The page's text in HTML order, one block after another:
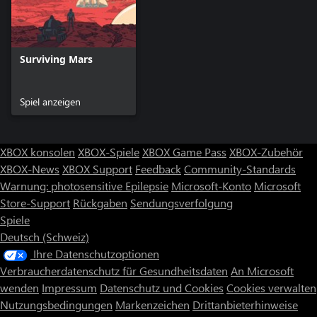
Surviving Mars
Spiel anzeigen
XBOX konsolen XBOX-SpieleXBOX Game Pass XBOX-Zubehör
XBOX-News XBOX Support FeedbackCommunity-Standards
Warnung: photosensitive Epilepsie Microsoft-Konto Microsoft
Store-Support Rückgaben Sendungsverfolgung
Spiele
Deutsch (Schweiz)
Ihre Datenschutzoptionen
Verbraucherdatenschutz für Gesundheitsdaten An Microsoft
wenden Impressum Datenschutz und Cookies Cookies verwalten
Nutzungsbedingungen Markenzeichen Drittanbieterhinweise